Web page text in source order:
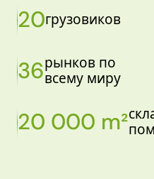
20грузовиков
36рынков по
всему миру
20 000 m²